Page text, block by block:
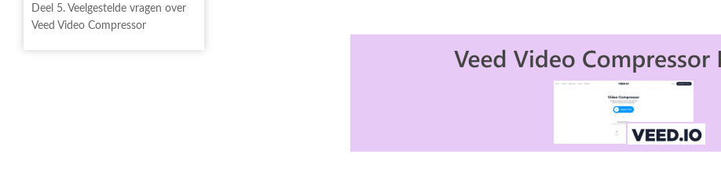
Deel 5. Veelgestelde vragen over
Veed Video Compressor